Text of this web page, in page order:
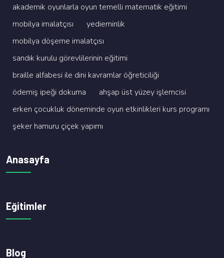
akademi̇k oyunlarla oyun temelli̇ matemati̇k eği̇ti̇mi̇
mobi̇lya i̇malatçisi
yedi̇emi̇nli̇k
mobi̇lya döşeme i̇malatçisi
sandik kurulu görevli̇leri̇ni̇n eği̇ti̇mi̇
brai̇lle alfabesi̇ i̇le di̇ni̇ kavramlar öğreti̇ci̇li̇ği̇
ödemi̇ş i̇peği̇ dokuma
ahşap üst yüzey i̇şlemci̇si̇
erken çocukluk dönemi̇nde oyun etki̇nli̇kleri̇ kurs programi
şeker hamuru çi̇çek yapimi
Anasayfa
Eğitimler
Blog